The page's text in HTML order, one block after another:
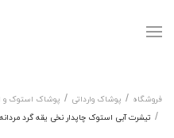
فروشگاه پوشاک وارداتی پوشاک استوک و
تیشرت آبی استوک چاپدار نخی یقه گرد